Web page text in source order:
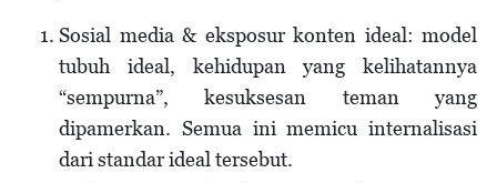
Sosial media & eksposur konten ideal: model
tubuh ideal, kehidupan yang kelihatannya
“sempurna”, kesuksesan teman yang
dipamerkan. Semua ini memicu internalisasi
dari standar ideal tersebut.